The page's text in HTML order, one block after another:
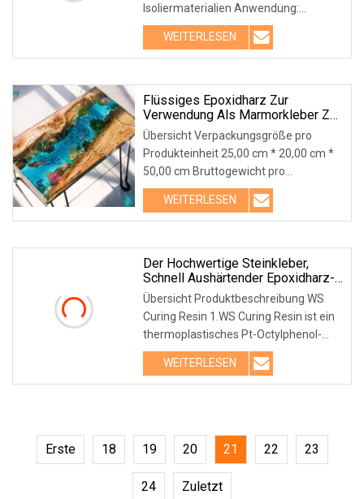
Isoliermaterialien Anwendung:
Hochspannung Dicke:
0,15/0,18/0,20/0,25/0,30 (mm) Breite:
980 (mm) (kundenspezifische Größe)
WEITERLESEN
Flüssiges Epoxidharz Zur
Verwendung Als Marmorkleber Zur
Reparatur Von Steinfarben
Übersicht Verpackungsgröße pro
Produkteinheit 25,00 cm * 20,00 cm *
50,00 cm Bruttogewicht pro
Produkteinheit 25,000 kg
Produktbeschreibung Epoxidharz wird
durch Mischen zweier Harze
Harz zu erzeugen
WEITERLESEN
Der Hochwertige Steinkleber,
Schnell Aushärtender Epoxidharz-
Zweikomponenten-WS-Kleber
Übersicht Produktbeschreibung WS
Curing Resin 1.WS Curing Resin ist ein
thermoplastisches Pt-Octylphenol-
Formaldehyd-Reaktivharz. 2.
TYPISCHE EIGENSCHAFTEN: a) WS-
Harz ist der Härter von NR und
WEITERLESEN
Erste 18 19 20 21 22 23
24 Zuletzt